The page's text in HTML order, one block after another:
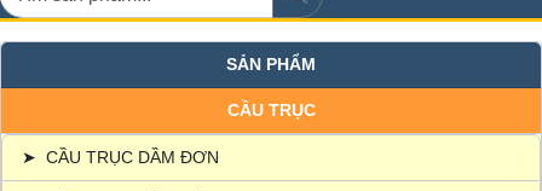
SẢN PHẨM
CẦU TRỤC
➤ CẦU TRỤC DẦM ĐƠN